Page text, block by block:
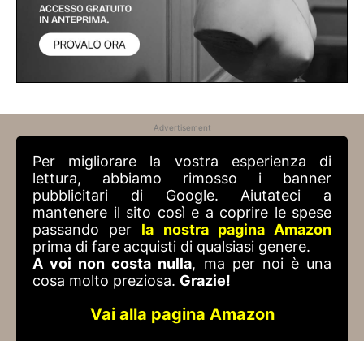
Advertisement
Per migliorare la vostra esperienza di
lettura, abbiamo rimosso i banner
pubblicitari di Google. Aiutateci a
mantenere il sito così e a coprire le spese
passando per la nostra pagina Amazon
prima di fare acquisti di qualsiasi genere.
A voi non costa nulla, ma per noi è una
cosa molto preziosa. Grazie!
Vai alla pagina Amazon